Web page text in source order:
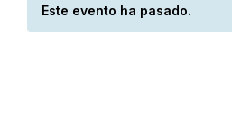
Este evento ha pasado.